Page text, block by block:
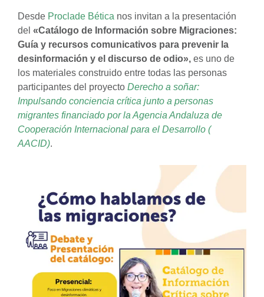
Desde Proclade Bética nos invitan a la presentación
del «Catálogo de Información sobre Migraciones:
Guía y recursos comunicativos para prevenir la
desinformación y el discurso de odio», es uno de
los materiales construido entre todas las personas
participantes del proyecto Derecho a soñar:
Impulsando conciencia crítica junto a personas
migrantes financiado por la Agencia Andaluza de
Cooperación Internacional para el Desarrollo (
AACID).